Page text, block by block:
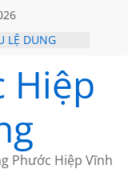
LỆ DUNG
MINH
TRANG
Hiệp
Phước Hiệp Vĩnh